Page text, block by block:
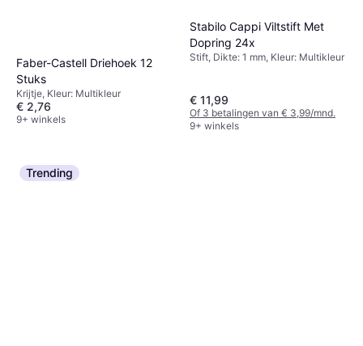
Faber-Castell Driehoek 12
Stuks
Krijtje, Kleur: Multikleur
€ 2,76
9+ winkels
Stabilo Cappi Viltstift Met
Dopring 24x
Stift, Dikte: 1 mm, Kleur: Multikleur
€ 11,99
Of 3 betalingen van € 3,99/mnd.
9+ winkels
Trending